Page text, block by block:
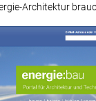
Architektur